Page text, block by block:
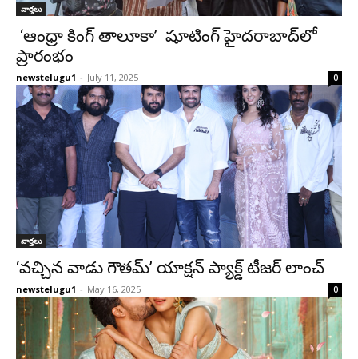
వార్తలు
‘ఆంధ్రా కింగ్ తాలూకా’ షూటింగ్ హైదరాబాద్‌లో
ప్రారంభం
newstelugu1 - July 11, 2025 0
వార్తలు
‘వచ్చిన వాడు గౌతమ్’ యాక్షన్ ప్యాక్డ్ టీజర్ లాంచ్
newstelugu1 - May 16, 2025 0